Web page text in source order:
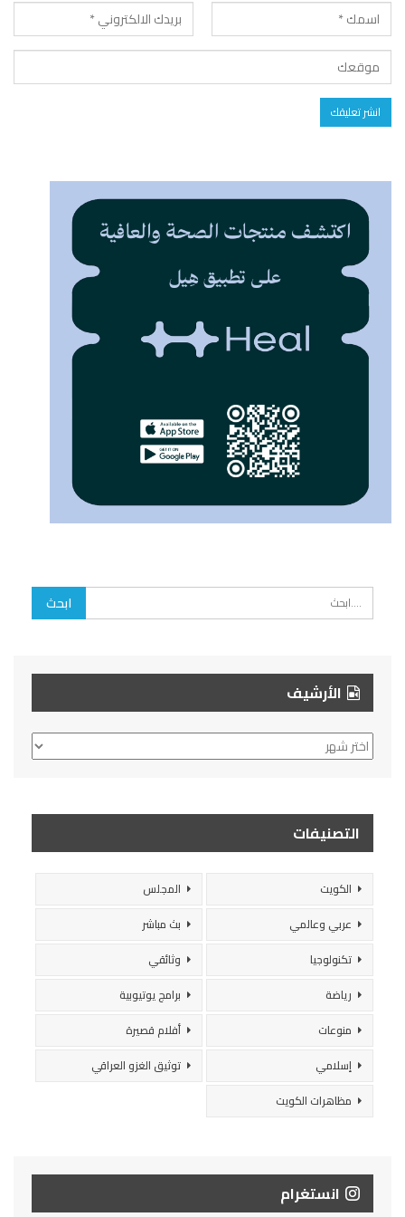
الأرشيف
الأرشيف
التصنيفات
الكويت
المجلس
عربي وعالمي
بث مباشر
تكنولوجيا
وثائقي
رياضة
برامج يوتيوبية
منوعات
أفلام قصيرة
إسلامي
توثيق الغزو العراقي
مظاهرات الكويت
انستغرام